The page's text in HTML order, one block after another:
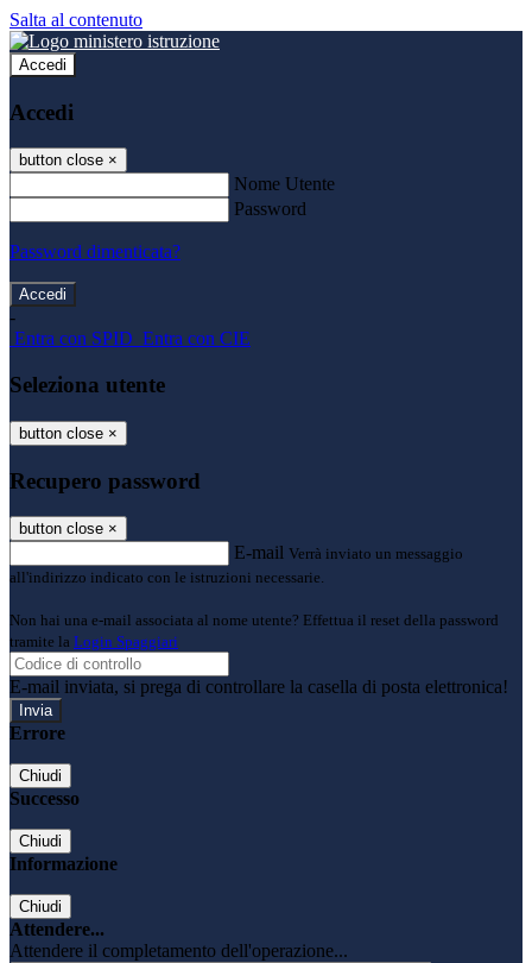
Salta al contenuto
Accedi
Accedi
button close ×
Nome Utente
Password
Password dimenticata?
-
Entra con SPID Entra con CIE
Seleziona utente
button close ×
Recupero password
button close ×
E-mail Verrà inviato un messaggio
all'indirizzo indicato con le istruzioni necessarie.
Non hai una e-mail associata al nome utente? Effettua il reset della password
tramite la Login Spaggiari
E-mail inviata, si prega di controllare la casella di posta elettronica!
Errore
Chiudi
Successo
Chiudi
Informazione
Chiudi
Attendere...
Attendere il completamento dell'operazione...